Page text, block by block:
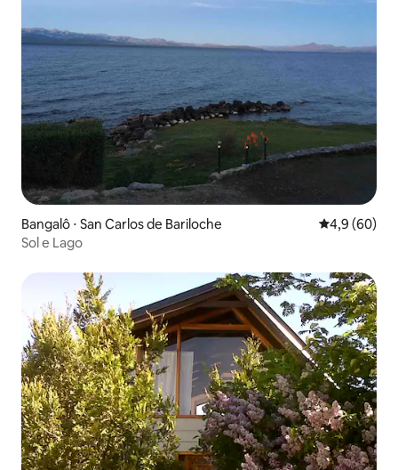
Bangalô ⋅ San Carlos de Bariloche 4,9 de uma
4,9 (60)
Sol e Lago